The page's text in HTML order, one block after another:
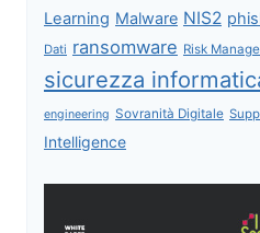
Learning Malware NIS2
Dati ransomware Risk
sicurezza
engineering Sovranità Digitale
Intelligence